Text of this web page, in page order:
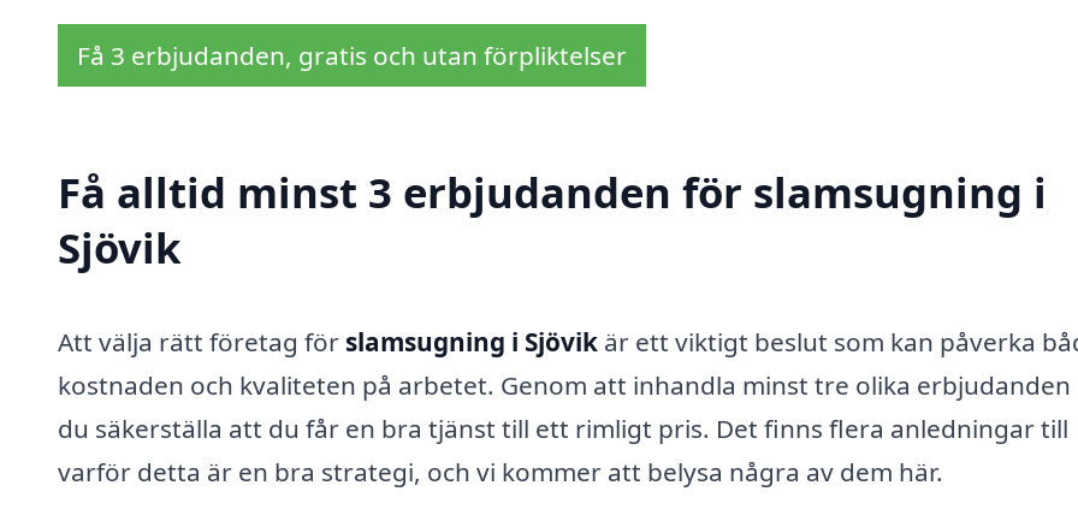
Få 3 erbjudanden, gratis och utan förpliktelser
Få alltid minst 3 erbjudanden för slamsugning i
Sjövik
Att välja rätt företag för slamsugning i Sjövik är ett viktigt beslut som kan påverka
kostnaden och kvaliteten på arbetet. Genom att inhandla minst tre olika erbjudanden
du säkerställa att du får en bra tjänst till ett rimligt pris. Det finns flera anledningar till
varför detta är en bra strategi, och vi kommer att belysa några av dem här.